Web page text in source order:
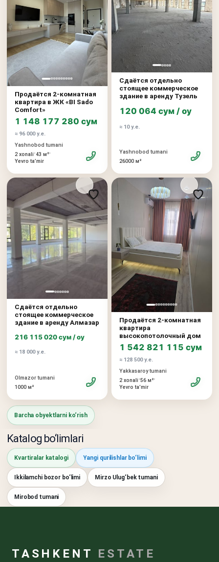
Продаётся 2-комнатная
квартира в ЖК «BI Sado
Comfort»
1 148 177 280 сум
≈ 96 000 у.е.
Yashnobod tumani
2 xonali•43 м²•
Yevro taʼmir
Сдаётся отдельно
стоящее коммерческое
здание в аренду Тузель
120 064 сум / oy
≈ 10 у.е.
Yashnobod tumani
26000 м²
Сдаётся отдельно
стоящее коммерческое
здание в аренду Алмазар
216 115 020 сум / oy
≈ 18 000 у.е.
Olmazor tumani
1000 м²
Продаётся 2-комнатная
квартира
высокопотолочный дом
1 542 821 115 сум
≈ 128 500 у.е.
Yakkasaroy tumani
2 xonali•56 м²•
Yevro taʼmir
Barcha obyektlarni ko‘rish
Katalog bo‘limlari
Kvartiralar katalogi Yangi qurilishlar bo‘limi
Ikkilamchi bozor bo‘limi Mirzo Ulug‘bek tumani
Mirobod tumani
TASHKENT ESTATE